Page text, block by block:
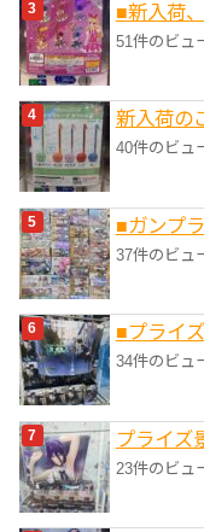
■新入荷
51件のビュ
新入荷の
40件のビュ
■ガンプ
37件のビュ
■プライ
34件のビュ
プライズ
23件のビュ